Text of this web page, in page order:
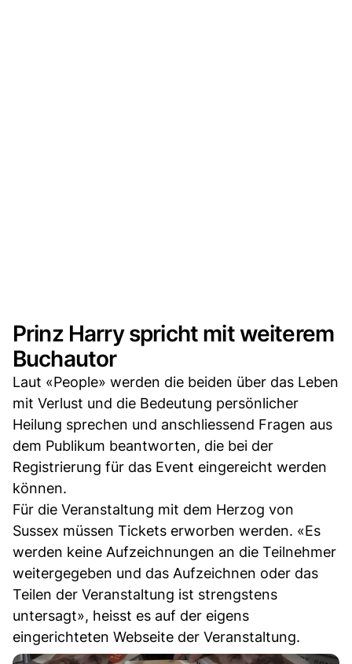
Prinz Harry spricht mit weiterem
Buchautor
Laut «People» werden die beiden über das Leben
mit Verlust und die Bedeutung persönlicher
Heilung sprechen und anschliessend Fragen aus
dem Publikum beantworten, die bei der
Registrierung für das Event eingereicht werden
können.
Für die Veranstaltung mit dem Herzog von
Sussex müssen Tickets erworben werden. «Es
werden keine Aufzeichnungen an die Teilnehmer
weitergegeben und das Aufzeichnen oder das
Teilen der Veranstaltung ist strengstens
untersagt», heisst es auf der eigens
eingerichteten Webseite der Veranstaltung.